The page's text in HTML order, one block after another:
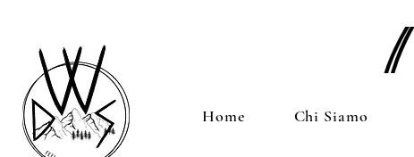
Home Chi Siamo